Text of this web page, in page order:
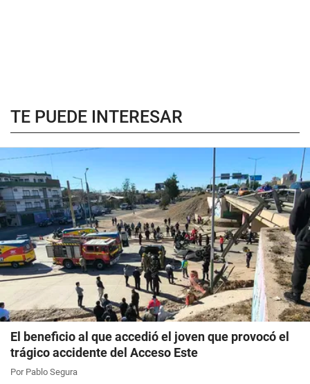
TE PUEDE INTERESAR
El beneficio al que accedió el joven que provocó el
trágico accidente del Acceso Este
Por Pablo Segura